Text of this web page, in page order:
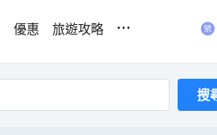
優惠 旅遊攻略 ...
搜